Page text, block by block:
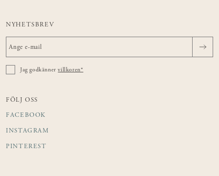
NYHETSBREV
Jag godkännervillkoren*
FÖLJ OSS
FACEBOOK
INSTAGRAM
PINTEREST